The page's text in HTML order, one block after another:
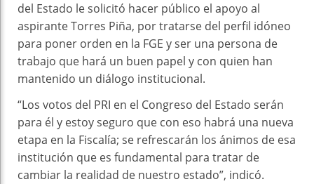
del Estado le solicitó hacer público el apoyo al
aspirante Torres Piña, por tratarse del perfil idóneo
para poner orden en la FGE y ser una persona de
trabajo que hará un buen papel y con quien han
mantenido un diálogo institucional.
“Los votos del PRI en el Congreso del Estado serán
para él y estoy seguro que con eso habrá una nueva
etapa en la Fiscalía; se refrescarán los ánimos de esa
institución que es fundamental para tratar de
cambiar la realidad de nuestro estado”, indicó.